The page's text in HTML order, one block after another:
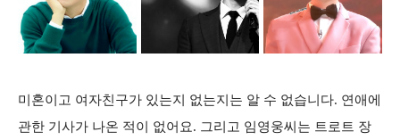
미혼이고 여자친구가 있는지 없는지는 알 수 없습니다. 연애에
관한 기사가 나온 적이 없어요. 그리고 임영웅씨는 트로트 장